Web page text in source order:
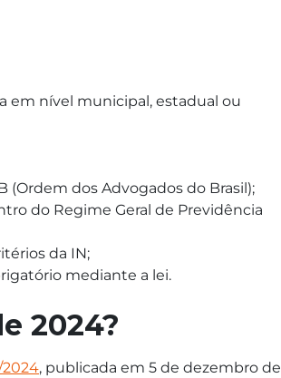
em nível municipal, estadual ou
(Ordem dos Advogados do Brasil);
do Regime Geral de Previdência
da IN;
mediante a lei.
2024?
2024, publicada em 5 de dezembro de